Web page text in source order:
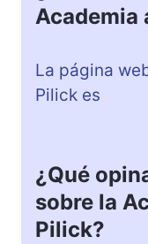
Academia
La página
Pilick es
¿Qué
sobre la
Pilick?